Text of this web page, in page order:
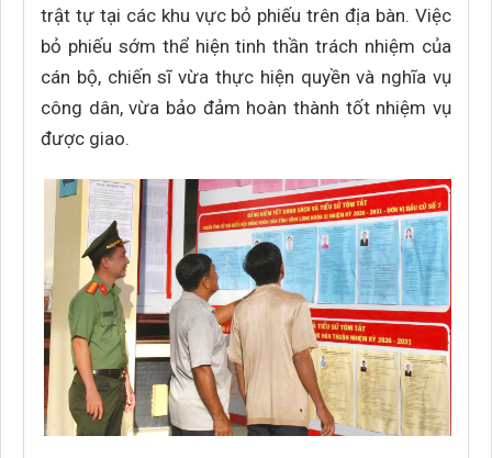
trật tự tại các khu vực bỏ phiếu trên địa bàn. Việc
bỏ phiếu sớm thể hiện tinh thần trách nhiệm của
cán bộ, chiến sĩ vừa thực hiện quyền và nghĩa vụ
công dân, vừa bảo đảm hoàn thành tốt nhiệm vụ
được giao.